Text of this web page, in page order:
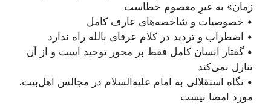
زمان» به غیرِ معصوم خطاست
• خصوصیات و شاخصه‌های عارف کامل
• اضطراب و تردید در کلام عرفای بالله راه ندارد
• گفتار انسان کامل فقط بر محور توحید است و از آن
تنازل نمی‌کند
• نگاه استقلالی به امام علیه‌السلام در مجالس اهل‌بیت،
مورد امضا نیست